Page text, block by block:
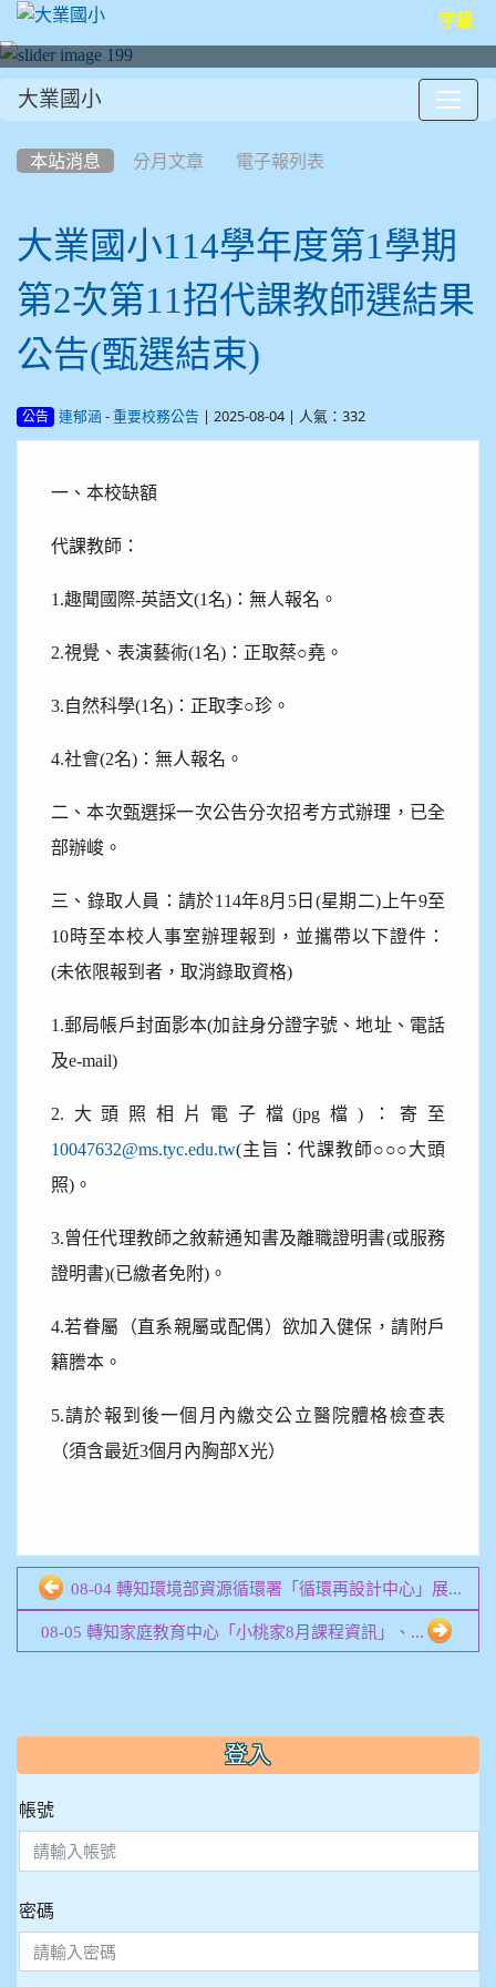
字級
大業國小
本站消息 分月文章 電子報列表
大業國小114學年度第1學期
第2次第11招代課教師選結果
公告(甄選結束)
公告 連郁涵 - 重要校務公告 | 2025-08-04 | 人氣：332
一、本校缺額
代課教師：
1.趣聞國際-英語文(1名)：無人報名。
2.視覺、表演藝術(1名)：正取蔡○堯。
3.自然科學(1名)：正取李○珍。
4.社會(2名)：無人報名。
二、本次甄選採一次公告分次招考方式辦理，已全
部辦峻。
三、錄取人員：請於114年8月5日(星期二)上午9至
10時至本校人事室辦理報到，並攜帶以下證件：
(未依限報到者，取消錄取資格)
1.郵局帳戶封面影本(加註身分證字號、地址、電話
及e-mail)
2. 大頭照相片電子檔(jpg檔)：寄至
10047632@ms.tyc.edu.tw(主旨：代課教師○○○大頭
照)。
3.曾任代理教師之敘薪通知書及離職證明書(或服務
證明書)(已繳者免附)。
4.若眷屬（直系親屬或配偶）欲加入健保，請附戶
籍謄本。
5.請於報到後一個月內繳交公立醫院體格檢查表
（須含最近3個月內胸部X光）
08-04 轉知環境部資源循環署「循環再設計中心」展...
08-05 轉知家庭教育中心「小桃家8月課程資訊」、...
::: 登入
帳號
密碼